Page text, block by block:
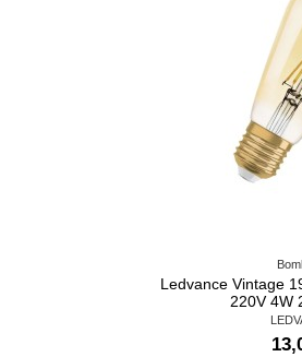
Ledvance Vintage
220V 4W